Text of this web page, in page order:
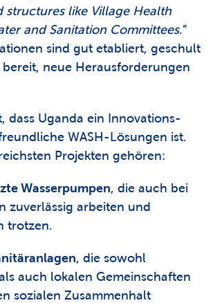
structures like Village Health
and Sanitation Committees.”
sind gut etabliert, geschult
neue Herausforderungen
dass Uganda ein Innovations-
WASH-Lösungen ist.
Projekten gehören:
Wasserpumpen, die auch bei
zuverlässig arbeiten und
trotzen.
, die sowohl
auch lokalen Gemeinschaften
sozialen Zusammenhalt